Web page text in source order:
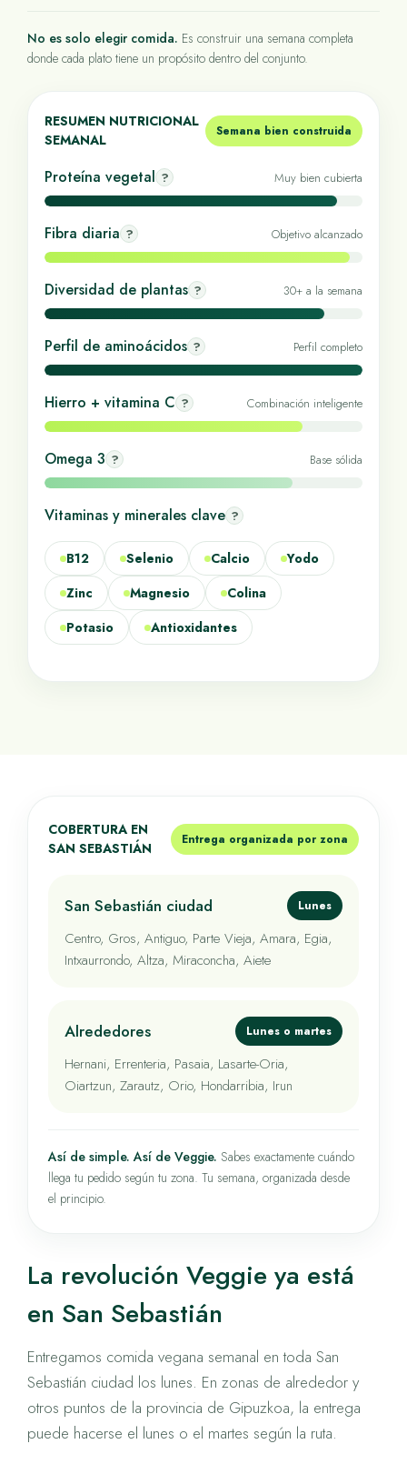
No es solo elegir comida. Es construir una semana completa
donde cada plato tiene un propósito dentro del conjunto.
RESUMEN NUTRICIONAL
SEMANAL
Semana bien construida
Proteína vegetal ? Muy bien cubierta
Fibra diaria ? Objetivo alcanzado
Diversidad de plantas ? 30+ a la semana
Perfil de aminoácidos ? Perfil completo
Hierro + vitamina C ? Combinación inteligente
Omega 3 ? Base sólida
Vitaminas y minerales clave ?
B12 Selenio Calcio
Yodo
Zinc
Magnesio
Colina
Potasio
Antioxidantes
COBERTURA EN
SAN SEBASTIÁN
Entrega organizada por zona
San Sebastián ciudad Lunes
Centro, Gros, Antiguo, Parte Vieja, Amara, Egia,
Intxaurrondo, Altza, Miraconcha, Aiete
Alrededores Lunes o martes
Hernani, Errenteria, Pasaia, Lasarte-Oria,
Oiartzun, Zarautz, Orio, Hondarribia, Irun
Así de simple. Así de Veggie. Sabes exactamente cuándo
llega tu pedido según tu zona. Tu semana, organizada desde
el principio.
La revolución Veggie ya está
en San Sebastián
Entregamos comida vegana semanal en toda San
Sebastián ciudad los lunes. En zonas de alrededor y
otros puntos de la provincia de Gipuzkoa, la entrega
puede hacerse el lunes o el martes según la ruta.